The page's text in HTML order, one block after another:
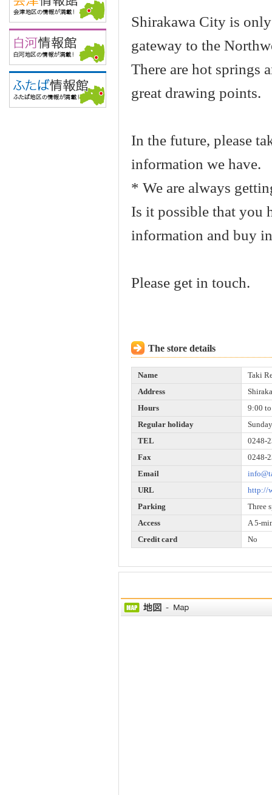
Shirakawa City is
gateway to the
There are hot springs
great drawing points.
In the future, please
information we have.
* We are always
Is it possible that you
information and buy
Please get in touch.
The store details
Name
Taki
Address
Hours
9:00
Regular holiday
TEL
0248-
Fax
0248-
Email
URL
http://
Parking
Three
Access
A 5-
Credit card
No